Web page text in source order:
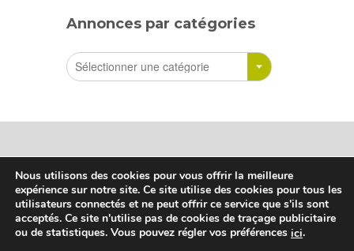
Annonces par catégories
Sharetreuse © Tous droits réservés
Nous utilisons des cookies pour vous offrir la meilleure
expérience sur notre site. Ce site utilise des cookies pour tous les
utilisateurs connectés et ne peut offrir ce service que s'ils sont
acceptés. Ce site n'utilise pas de cookies de traçage publicitaire
ou de statistiques. Vous pouvez régler vos préférences ici.